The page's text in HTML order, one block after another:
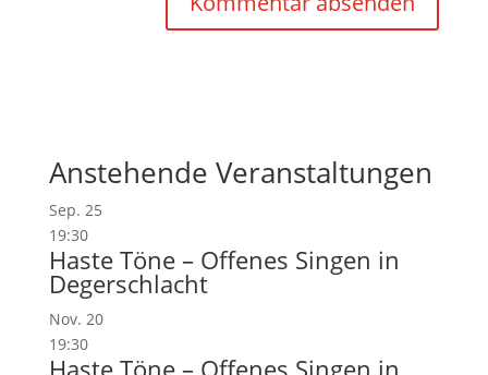
Anstehende Veranstaltungen
Sep. 25
19:30
Haste Töne – Offenes Singen in
Degerschlacht
Nov. 20
19:30
Haste Töne – Offenes Singen in